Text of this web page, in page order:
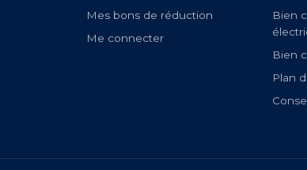
Mes bons de réduction
Me connecter
Bien
Bien
Plan